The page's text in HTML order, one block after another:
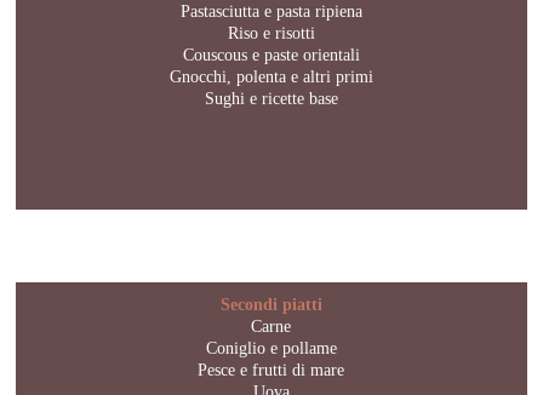
Pastasciutta e pasta ripiena
Riso e risotti
Couscous e paste orientali
Gnocchi, polenta e altri primi
Sughi e ricette base
Secondi piatti
Carne
Coniglio e pollame
Pesce e frutti di mare